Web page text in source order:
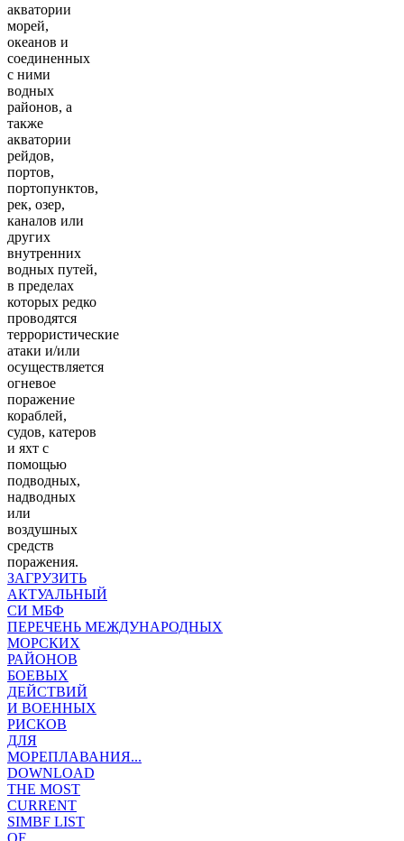
акватории
морей,
океанов и
соединенных
с ними
водных
районов, а
также
акватории
рейдов,
портов,
портопунктов,
рек, озер,
каналов или
других
внутренних
водных путей,
в пределах
которых редко
проводятся
террористические
атаки и/или
осуществляется
огневое
поражение
кораблей,
судов, катеров
и яхт с
помощью
подводных,
надводных
или
воздушных
средств
поражения.
ЗАГРУЗИТЬ
АКТУАЛЬНЫЙ
СИ МБФ
ПЕРЕЧЕНЬ МЕЖДУНАРОДНЫХ
МОРСКИХ
РАЙОНОВ
БОЕВЫХ
ДЕЙСТВИЙ
И ВОЕННЫХ
РИСКОВ
ДЛЯ
МОРЕПЛАВАНИЯ...
DOWNLOAD
THE MOST
CURRENT
SIMBF LIST